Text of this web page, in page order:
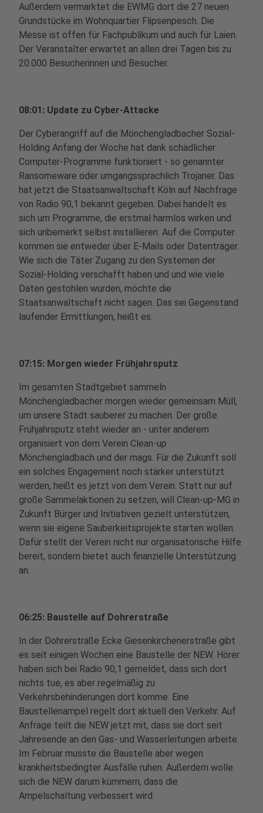
Außerdem vermarktet die EWMG dort die 27 neuen
Grundstücke im Wohnquartier Flipsenpesch. Die
Messe ist offen für Fachpublikum und auch für Laien.
Der Veranstalter erwartet an allen drei Tagen bis zu
20.000 Besucherinnen und Besucher.
08:01: Update zu Cyber-Attacke
Der Cyberangriff auf die Mönchengladbacher Sozial-
Holding Anfang der Woche hat dank schädlicher
Computer-Programme funktioniert - so genannter
Ransomeware oder umgangssprachlich Trojaner. Das
hat jetzt die Staatsanwaltschaft Köln auf Nachfrage
von Radio 90,1 bekannt gegeben. Dabei handelt es
sich um Programme, die erstmal harmlos wirken und
sich unbemerkt selbst installieren. Auf die Computer
kommen sie entweder über E-Mails oder Datenträger.
Wie sich die Täter Zugang zu den Systemen der
Sozial-Holding verschafft haben und und wie viele
Daten gestohlen wurden, möchte die
Staatsanwaltschaft nicht sagen. Das sei Gegenstand
laufender Ermittlungen, heißt es.
07:15: Morgen wieder Frühjahrsputz
Im gesamten Stadtgebiet sammeln
Mönchengladbacher morgen wieder gemeinsam Müll,
um unsere Stadt sauberer zu machen. Der große
Frühjahrsputz steht wieder an - unter anderem
organisiert von dem Verein Clean-up
Mönchengladbach und der mags. Für die Zukunft soll
ein solches Engagement noch stärker unterstützt
werden, heißt es jetzt von dem Verein. Statt nur auf
große Sammelaktionen zu setzen, will Clean-up-MG in
Zukunft Bürger und Initiativen gezielt unterstützen,
wenn sie eigene Sauberkeitsprojekte starten wollen.
Dafür stellt der Verein nicht nur organisatorische Hilfe
bereit, sondern bietet auch finanzielle Unterstützung
an.
06:25: Baustelle auf Dohrerstraße
In der Dohrerstraße Ecke Giesenkirchenerstraße gibt
es seit einigen Wochen eine Baustelle der NEW. Hörer
haben sich bei Radio 90,1 gemeldet, dass sich dort
nichts tue, es aber regelmäßig zu
Verkehrsbehinderungen dort komme. Eine
Baustellenampel regelt dort aktuell den Verkehr. Auf
Anfrage teilt die NEW jetzt mit, dass sie dort seit
Jahresende an den Gas- und Wasserleitungen arbeite.
Im Februar musste die Baustelle aber wegen
krankheitsbedingter Ausfälle ruhen. Außerdem wolle
sich die NEW darum kümmern, dass die
Ampelschaltung verbessert wird.